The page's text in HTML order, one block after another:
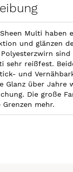
Multi haben
und glänzen
sind
sehr reißfest.
und
Glanz über Jahre
Die große
mehr.